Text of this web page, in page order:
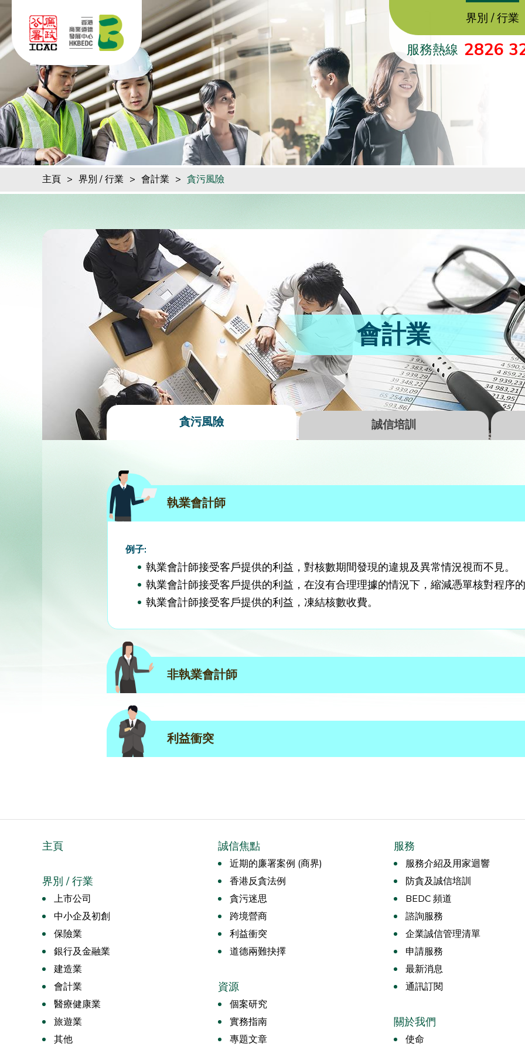
跳到內容（按回車鍵）
界別 / 行業
2826
服務熱線
主頁 > 界別 / 行業 > 會計業 > 貪污風險
會計業
貪污風險 誠信培訓
執業會計師
例子:
執業會計師接受客戶提供的利益，對核數期間發現的違規及異常情況視而不見。
執業會計師接受客戶提供的利益，在沒有合理理據的情況下，縮減憑單核對程序
執業會計師接受客戶提供的利益，凍結核數收費。
非執業會計師
利益衝突
主頁
界別 / 行業
上市公司
中小企及初創
保險業
銀行及金融業
建造業
會計業
醫療健康業
旅遊業
其他
誠信焦點
近期的廉署案例 (商界)
香港反貪法例
貪污迷思
跨境營商
利益衝突
道德兩難抉擇
資源
個案研究
實務指南
專題文章
服務
服務介紹及用家迴響
防貪及誠信培訓
BEDC 頻道
諮詢服務
企業誠信管理清單
申請服務
最新消息
通訊訂閱
關於我們
使命